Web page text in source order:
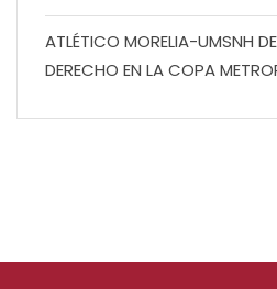
ATLÉTICO MORELIA-UMSNH
DERECHO EN LA COPA